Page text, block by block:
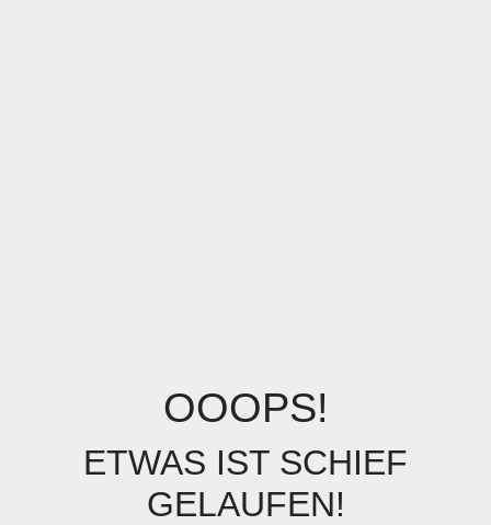
OOOPS!
ETWAS IST SCHIEF
GELAUFEN!